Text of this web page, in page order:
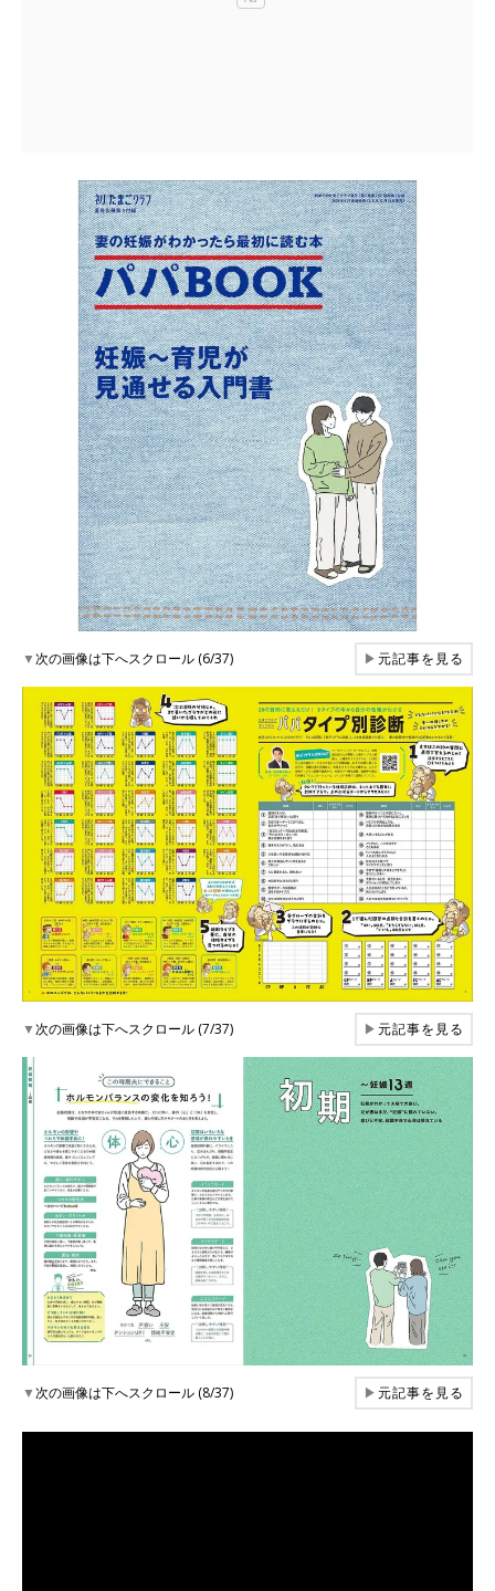
▼次の画像は下へスクロール (6/37) ▶元記事を見る
▼次の画像は下へスクロール (7/37) ▶元記事を見る
▼次の画像は下へスクロール (8/37) ▶元記事を見る